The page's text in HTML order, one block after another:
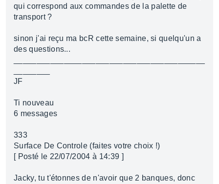
qui correspond aux commandes de la palette de
transport ?
sinon j'ai reçu ma bcR cette semaine, si quelqu'un a
des questions...
JF
Ti nouveau
6 messages
333
Surface De Controle (faites votre choix !)
[ Posté le 22/07/2004 à 14:39 ]
Jacky, tu t'étonnes de n'avoir que 2 banques, donc